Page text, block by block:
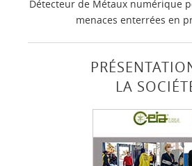
Détecteur de Métaux numérique
menaces enterrées en
LA